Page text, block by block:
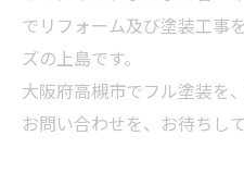
でリフォーム及び塗装工事
ズの上島です。
大阪府高槻市でフル塗装を
お問い合わせを、お待ちして